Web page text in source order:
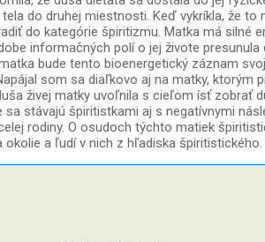
do druhej miestnosti. Keď vykríkla, že
do kategórie špiritizmu. Matka má silné
informačných polí o jej živote
bude tento bioenergetický záznam
som sa diaľkovo aj na matky, ktorým
živej matky uvoľnila s cieľom ísť zobrať
stávajú špiritistkami aj s negatívnymi
rodiny. O osudoch týchto matiek
a ľudí v nich z hľadiska špiritistického.